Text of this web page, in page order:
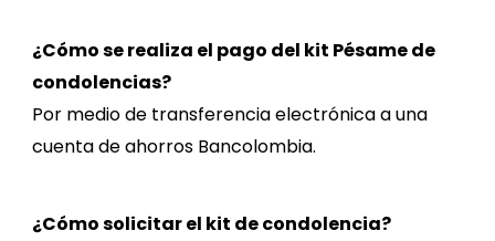
¿Cómo se realiza el pago del kit Pésame de
condolencias?
Por medio de transferencia electrónica a una
cuenta de ahorros Bancolombia.
¿Cómosolicitar el kit de condolencia?